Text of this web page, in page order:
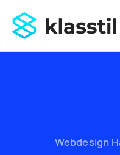
Inhalt
Webdesign